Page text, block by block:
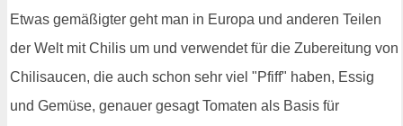
Etwas gemäßigter geht man in Europa und anderen Teilen
der Welt mit Chilis um und verwendet für die Zubereitung von
Chilisaucen, die auch schon sehr viel "Pfiff" haben, Essig
und Gemüse, genauer gesagt Tomaten als Basis für